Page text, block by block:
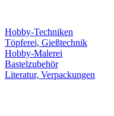
Hobby-Techniken
Töpferei, Gießtechnik
Hobby-Malerei
Bastelzubehör
Literatur, Verpackungen